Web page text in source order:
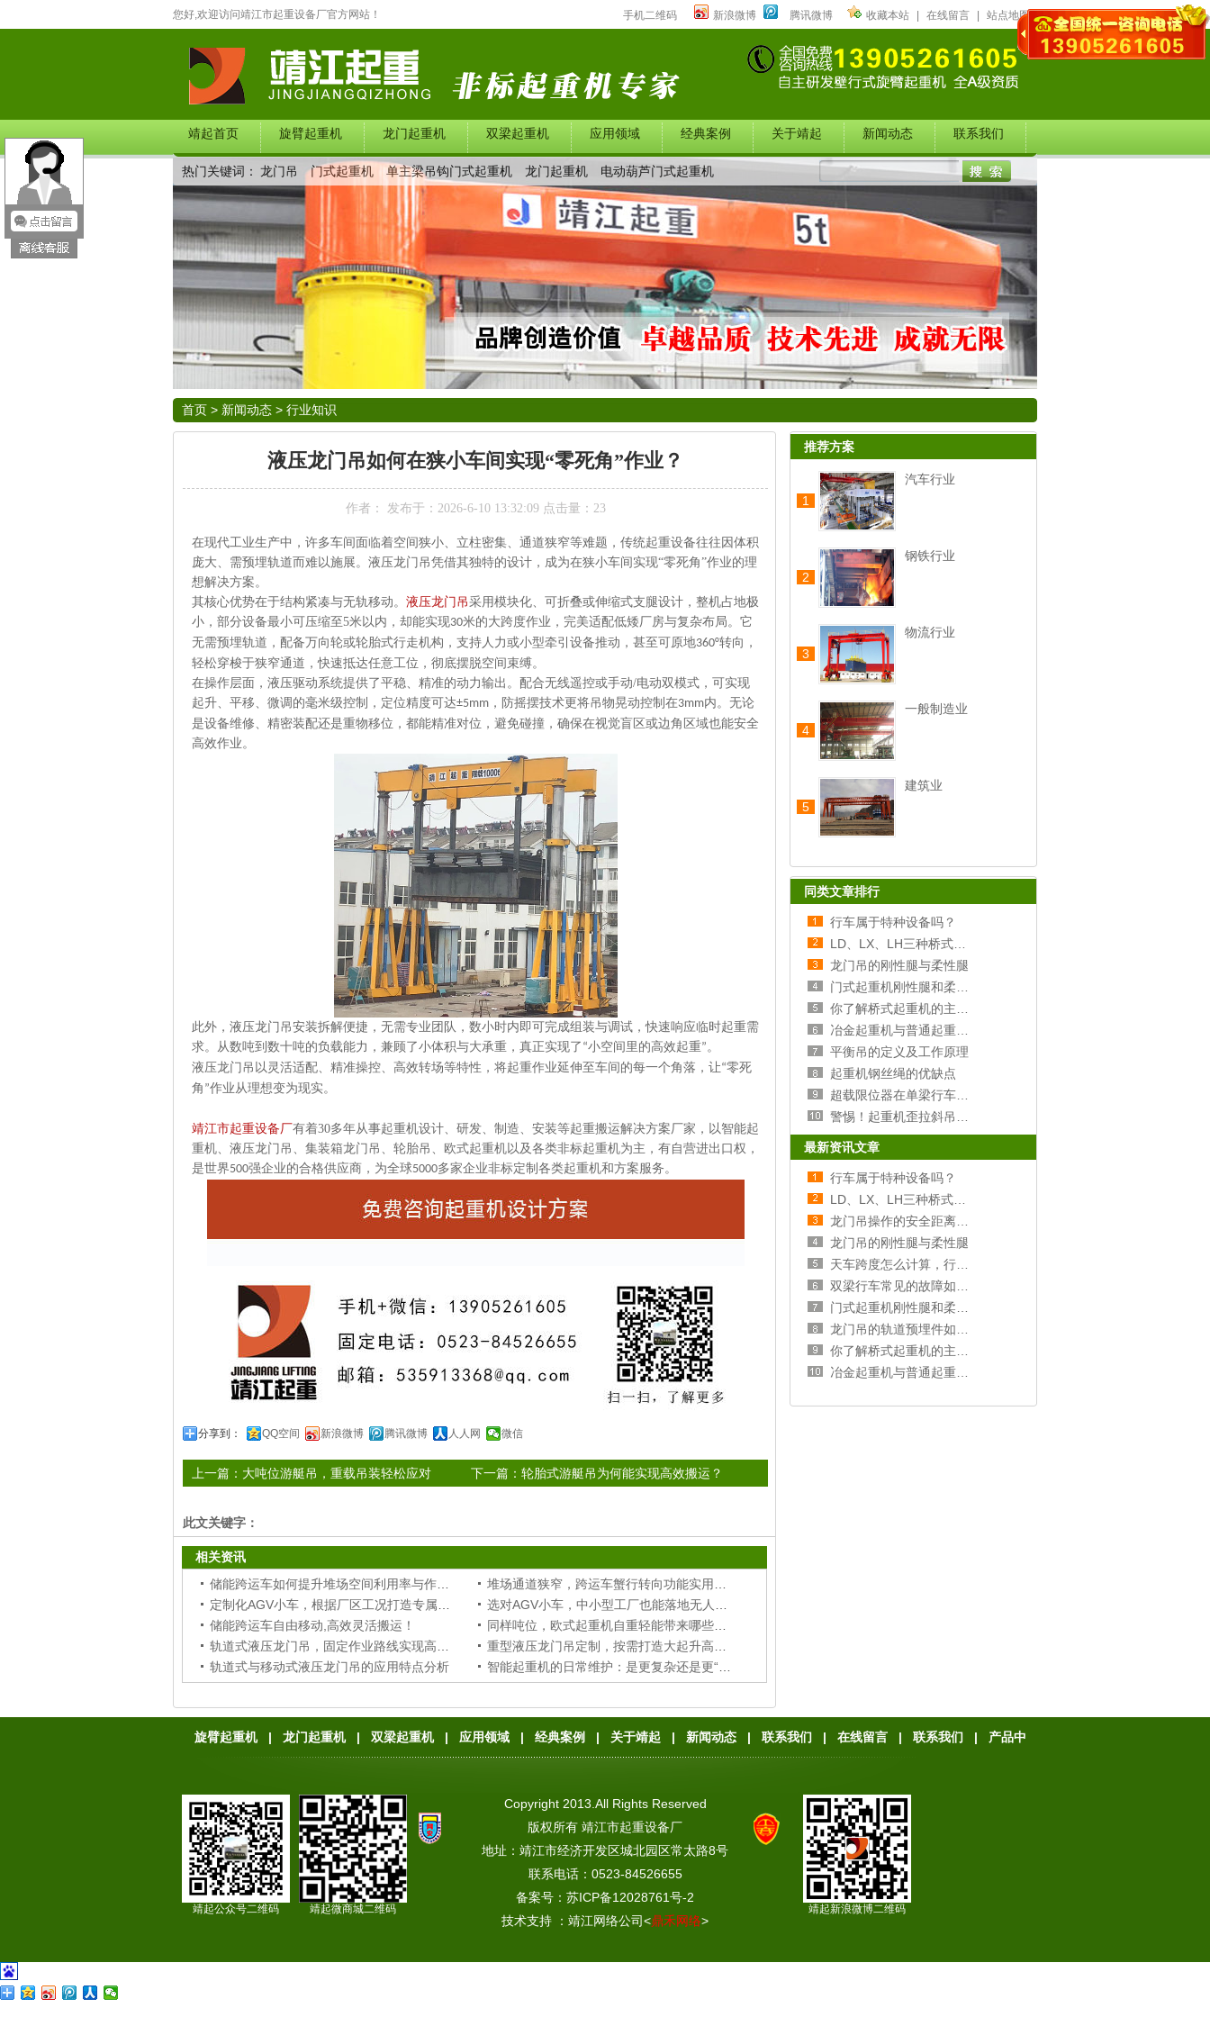
您好,欢迎访问靖江市起重设备厂官方网站！ 手机二维码 新浪微博 腾讯微博 收藏本站 在线留言 站点地图
靖起首页 旋臂起重机 龙门起重机 双梁起重机 应用领域 经典案例 关于靖起 新闻动态 联系我们
在线留言 联系我们 产品中心
热门关键词： 龙门吊 门式起重机 单主梁吊钩门式起重机 龙门起重机 电动葫芦门式起重机
首页 > 新闻动态 > 行业知识
液压龙门吊如何在狭小车间实现“零死角”作业？
作者： 发布于：2026-6-10 13:32:09 点击量： 23
在现代工业生产中，许多车间面临着空间狭小、立柱密集、通道狭窄等难题，传统起重设备往往因体积
庞大、需预埋轨道而难以施展。液压龙门吊凭借其独特的设计，成为在狭小车间实现“零死角”作业的理
想解决方案。
其核心优势在于结构紧凑与无轨移动。 液压龙门吊采用模块化、可折叠或伸缩式支腿设计，整机占地极
小，部分设备最小可压缩至5米以内，却能实现30米的大跨度作业，完美适配低矮厂房与复杂布局。它
无需预埋轨道，配备万向轮或轮胎式行走机构，支持人力或小型牵引设备推动，甚至可原地360°转向，
轻松穿梭于狭窄通道，快速抵达任意工位，彻底摆脱空间束缚。
在操作层面，液压驱动系统提供了平稳、精准的动力输出。配合无线遥控或手动/电动双模式，可实现
起升、平移、微调的毫米级控制，定位精度可达±5mm ，防摇摆技术更将吊物晃动控制在3mm内。无论
是设备维修、精密装配还是重物移位，都能精准对位，避免碰撞，确保在视觉盲区或边角区域也能安全
高效作业。
此外，液压龙门吊安装拆解便捷，无需专业团队，数小时内即可完成组装与调试，快速响应临时起重需
求。从数吨到数十吨的负载能力，兼顾了小体积与大承重，真正实现了 “小空间里的高效起重”。
液压龙门吊以灵活适配、精准操控、高效转场等特性，将起重作业延伸至车间的每一个角落，让“零死
角 ”作业从理想变为现实。
靖江市起重设备厂有着30多年从事起重机设计、研发、制造、安装等起重搬运解决方案厂家，以智能起
重机、液压龙门吊、集装箱龙门吊、轮胎吊、欧式起重机以及各类非标起重机为主，有自营进出口权，
是世界500强企业的合格供应商，为全球5000多家企业非标定制各类起重机和方案服务。
分享到： QQ空间 新浪微博 腾讯微博 人人网 微信
下一篇： 轮胎式游艇吊为何能实现高效搬运？
上一篇： 大吨位游艇吊，重载吊装轻松应对
此文关键字：
相关资讯
储能跨运车自由移动,高效灵活搬运！
轨道式与移动式液压龙门吊的应用特点分析
推荐方案
1
汽车行业
2
钢铁行业
3
物流行业
4
一般制造业
5
建筑业
同类文章排行
行车属于特种设备吗？
龙门吊的刚性腿与柔性腿
平衡吊的定义及工作原理
起重机钢丝绳的优缺点
最新资讯文章
行车属于特种设备吗？
龙门吊的刚性腿与柔性腿
旋臂起重机 | 龙门起重机 | 双梁起重机 | 应用领域 | 经典案例 | 关于靖起 | 新闻动态 | 联系我们 | 在线留言 | 联系我们 | 产品中
Copyright 2013.All Rights Reserved
版权所有 靖江市起重设备厂
地址：靖江市经济开发区城北园区常太路8号
联系电话：0523-84526655
备案号： 苏ICP备12028761号-2
技术支持 ： 靖江网络公司<鼎禾网络>
靖起公众号二维码 靖起微商城二维码 靖起新浪微博二维码